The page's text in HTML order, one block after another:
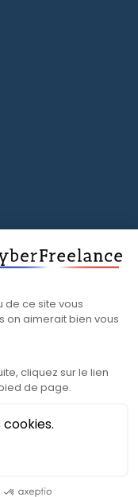
rester informé des